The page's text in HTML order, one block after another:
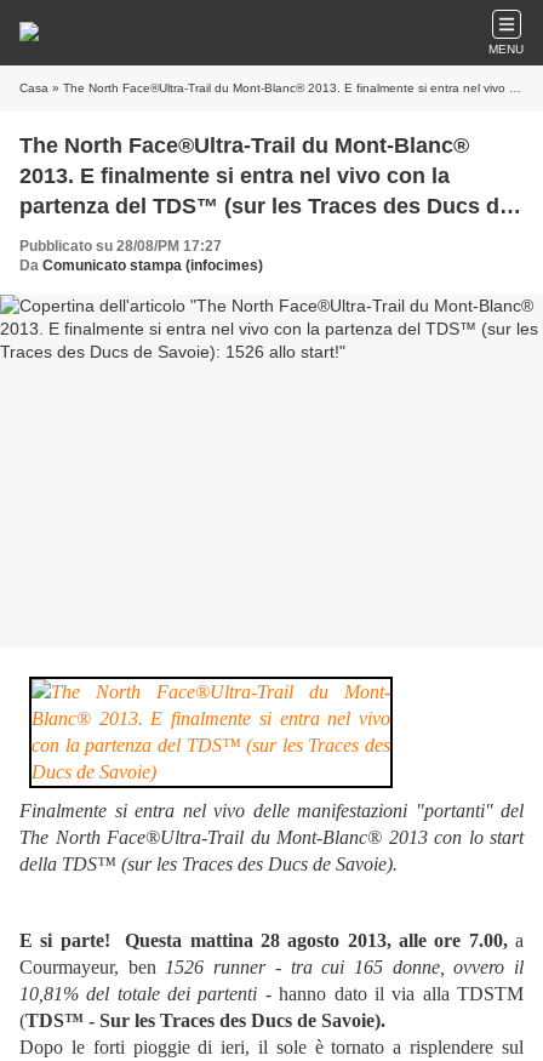
MENU
Casa » The North Face®Ultra-Trail du Mont-Blanc® 2013. E finalmente si entra nel vivo con la partenza del TDS™ (sur les Traces des Ducs de Savoie): 1526 allo start!
The North Face®Ultra-Trail du Mont-Blanc®
2013. E finalmente si entra nel vivo con la
partenza del TDS™ (sur les Traces des Ducs de
Savoie): 1526 allo start!
Pubblicato su 28/08/PM 17:27
Da Comunicato stampa (infocimes)
Finalmente si entra nel vivo delle manifestazioni "portanti" del
The North Face®Ultra-Trail du Mont-Blanc® 2013 con lo start
della TDS™ (sur les Traces des Ducs de Savoie).
E si parte! Questa mattina 28 agosto 2013, alle ore 7.00,a
Courmayeur, ben 1526 runner - tra cui 165 donne, ovvero il
10,81% del totale dei partenti - hanno dato il via alla TDSTM
(TDS™ - Sur les Traces des Ducs de Savoie).
Dopo le forti pioggie di ieri, il sole è tornato a risplendere sul